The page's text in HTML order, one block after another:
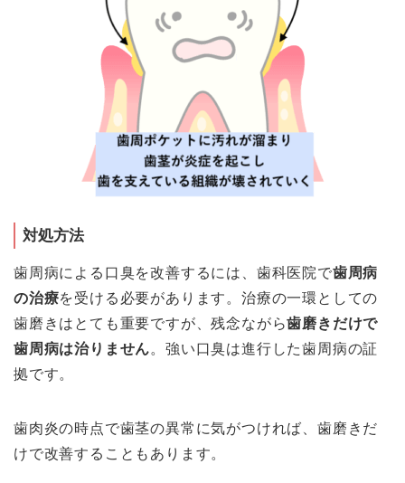
対処方法
歯周病による口臭を改善するには、歯科医院で歯周病
の治療を受ける必要があります。治療の一環としての
歯磨きはとても重要ですが、残念ながら歯磨きだけで
歯周病は治りません。強い口臭は進行した歯周病の証
拠です。
歯肉炎の時点で歯茎の異常に気がつければ、歯磨きだ
けで改善することもあります。